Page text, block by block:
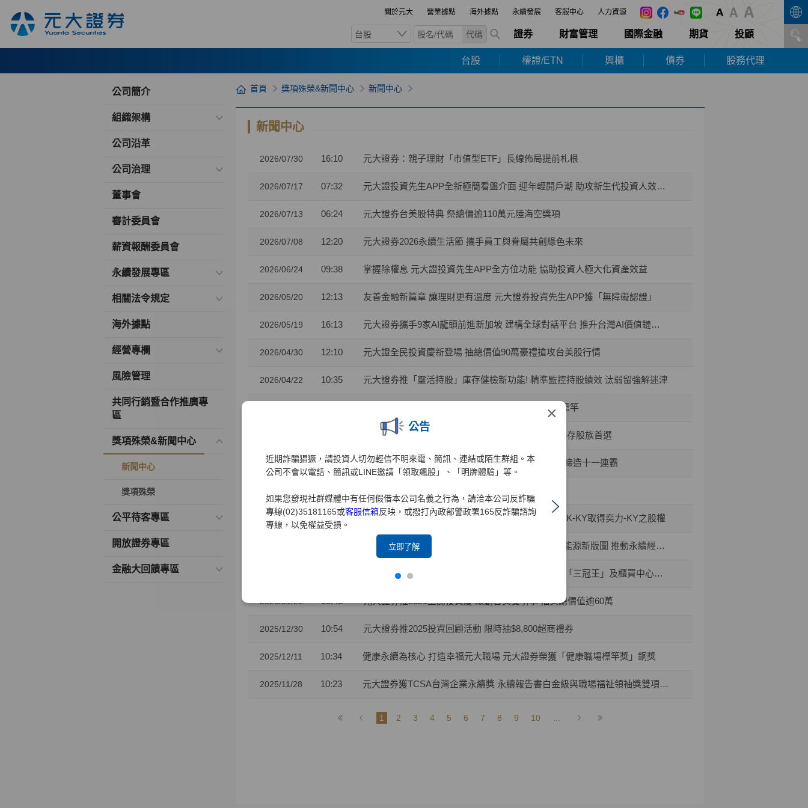
關於元大 營業據點 海外據點 永續發展 客服中心 人力資源
台股 代碼 證券 財富管理 國際金融 期貨 投顧
台股 權證/ETN 興櫃 債券 股務代理
×
公告
近期詐騙猖獗，請投資人切勿輕信不明來電、簡訊、連結或陌生群組。本
公司不會以電話、簡訊或LINE邀請「領取飆股」、「明牌體驗」等。
如果您發現社群媒體中有任何假借本公司名義之行為，請洽本公司反詐騙
專線(02)35181165或客服信箱反映，或撥打內政部警政署165反詐騙諮詢
專線，以免權益受損。
立即了解
公司簡介
組織架構
公司沿革
公司治理
董事會
審計委員會
薪資報酬委員會
永續發展專區
相關法令規定
海外據點
經營專欄
風險管理
共同行銷暨合作推廣專
區
獎項殊榮&新聞中心
新聞中心
獎項殊榮
公平待客專區
開放證券專區
金融大回饋專區
首頁 獎項殊榮&新聞中心 新聞中心
新聞中心
2026/07/30 16:10 元大證券：親子理財「市值型ETF」長線佈局提前札根
2026/07/17 07:32 元大證投資先生APP全新極簡看盤介面 迎年輕開戶潮 助攻新生代投資人效率布局
2026/07/13 06:24 元大證券台美股特典 祭總價逾110萬元陸海空獎項
2026/07/08 12:20 元大證券2026永續生活節 攜手員工與眷屬共創綠色未來
2026/06/24 09:38 掌握除權息 元大證投資先生APP全方位功能 協助投資人極大化資產效益
2026/05/20 12:13 友善金融新篇章 讓理財更有溫度 元大證券投資先生APP獲「無障礙認證」
2026/05/19 16:13 元大證券攜手9家AI龍頭前進新加坡 建構全球對話平台 推升台灣AI價值鏈國際能見度
2026/04/30 12:10 元大證全民投資慶新登場 抽總價值90萬豪禮搶攻台美股行情
2026/04/22 10:35 元大證券推「靈活持股」庫存健檢新功能! 精準監控持股績效 汰弱留強解迷津
元大證業界首家推出「行動裝置綁定」引領資安新標竿
兒童投資熱潮 元大證：開戶數年增35% 0050成小小存股族首選
2026/03/27 10:41 金融科技與服務雙引擎 元大證券勇奪財訊六大獎、締造十一連霸
2026/02/04 10:23 攜手東博資本及仲方資本關係企業 元大證券促成TPK-KY取得奕力-KY之股權
元大證券促成達宇電能與海昌電子強強聯手 開闢AI能源新版圖 推動永續經營與傳承
元大證券推動優質企業上市櫃表現卓越 獲證交所頒「三冠王」及櫃買中心肯定
2026/01/22 10:43 元大證券推2026全民投資慶 啟動台美雙引擎 抽獎總價值逾60萬
2025/12/30 10:54 元大證券推2025投資回顧活動 限時抽$8,800超商禮券
2025/12/11 10:34 健康永續為核心 打造幸福元大職場 元大證券榮獲「健康職場標竿獎」銅獎
2025/11/28 10:23 元大證券獲TCSA台灣企業永續獎 永續報告書白金級與職場福祉領袖獎雙項肯定
1 2 3 4 5 6 7 8 9 10